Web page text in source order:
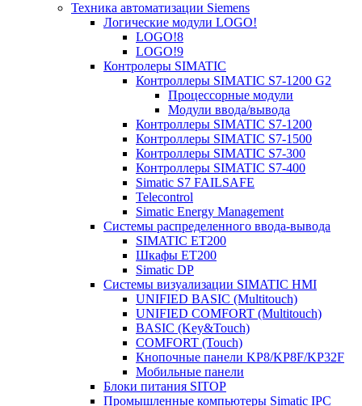
Техника автоматизации Siemens
Логические модули LOGO!
LOGO!8
LOGO!9
Контролеры SIMATIC
Контроллеры SIMATIC S7-1200 G2
Процессорные модули
Модули ввода/вывода
Контроллеры SIMATIC S7-1200
Контроллеры SIMATIC S7-1500
Контроллеры SIMATIC S7-300
Контроллеры SIMATIC S7-400
Simatic S7 FAILSAFE
Telecontrol
Simatic Energy Management
Системы распределенного ввода-вывода
SIMATIC ET200
Шкафы ET200
Simatic DP
Системы визуализации SIMATIC HMI
UNIFIED BASIC (Multitouch)
UNIFIED COMFORT (Multitouch)
BASIC (Key&Touch)
COMFORT (Touch)
Кнопочные панели KP8/KP8F/KP32F
Мобильные панели
Блоки питания SITOP
Промышленные компьютеры Simatic IPC